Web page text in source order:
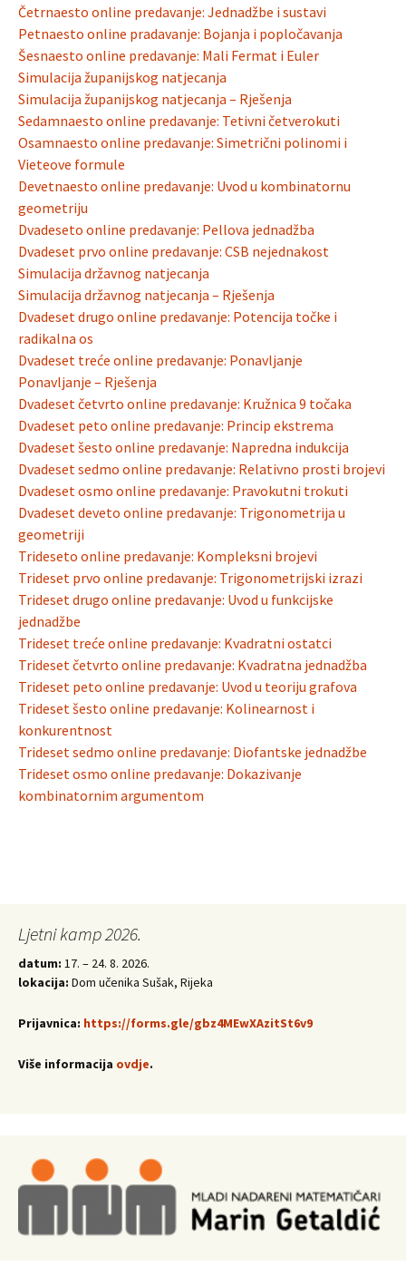
Četrnaesto online predavanje: Jednadžbe i sustavi
Petnaesto online pradavanje: Bojanja i popločavanja
Šesnaesto online predavanje: Mali Fermat i Euler
Simulacija županijskog natjecanja
Simulacija županijskog natjecanja – Rješenja
Sedamnaesto online predavanje: Tetivni četverokuti
Osamnaesto online predavanje: Simetrični polinomi i
Vieteove formule
Devetnaesto online predavanje: Uvod u kombinatornu
geometriju
Dvadeseto online predavanje: Pellova jednadžba
Dvadeset prvo online predavanje: CSB nejednakost
Simulacija državnog natjecanja
Simulacija državnog natjecanja – Rješenja
Dvadeset drugo online predavanje: Potencija točke i
radikalna os
Dvadeset treće online predavanje: Ponavljanje
Ponavljanje – Rješenja
Dvadeset četvrto online predavanje: Kružnica 9 točaka
Dvadeset peto online predavanje: Princip ekstrema
Dvadeset šesto online predavanje: Napredna indukcija
Dvadeset sedmo online predavanje: Relativno prosti brojevi
Dvadeset osmo online predavanje: Pravokutni trokuti
Dvadeset deveto online predavanje: Trigonometrija u
geometriji
Trideseto online predavanje: Kompleksni brojevi
Trideset prvo online predavanje: Trigonometrijski izrazi
Trideset drugo online predavanje: Uvod u funkcijske
jednadžbe
Trideset treće online predavanje: Kvadratni ostatci
Trideset četvrto online predavanje: Kvadratna jednadžba
Trideset peto online predavanje: Uvod u teoriju grafova
Trideset šesto online predavanje: Kolinearnost i
konkurentnost
Trideset sedmo online predavanje: Diofantske jednadžbe
Trideset osmo online predavanje: Dokazivanje
kombinatornim argumentom
Ljetni kamp 2026.
datum: 17. – 24. 8. 2026.
lokacija: Dom učenika Sušak, Rijeka
Prijavnica: https://forms.gle/gbz4MEwXAzitSt6v9
Više informacija ovdje.